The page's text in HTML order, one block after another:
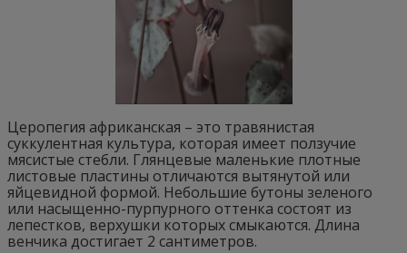
Церопегия африканская – это травянистая
суккулентная культура, которая имеет ползучие
мясистые стебли. Глянцевые маленькие плотные
листовые пластины отличаются вытянутой или
яйцевидной формой. Небольшие бутоны зеленого
или насыщенно-пурпурного оттенка состоят из
лепестков, верхушки которых смыкаются. Длина
венчика достигает 2 сантиметров.